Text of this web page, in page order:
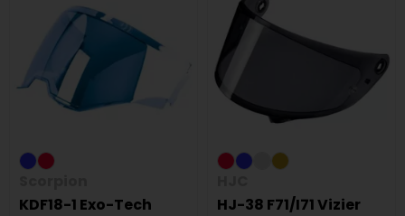
KDF18-1 Exo-Tech
HJ-38 F71/I71 Vizier